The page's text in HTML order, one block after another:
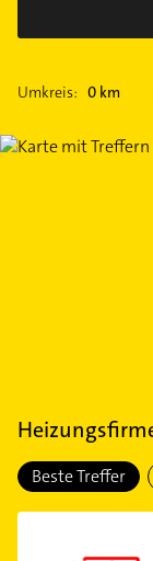
Umkreis: 0 km
Beste Treffer